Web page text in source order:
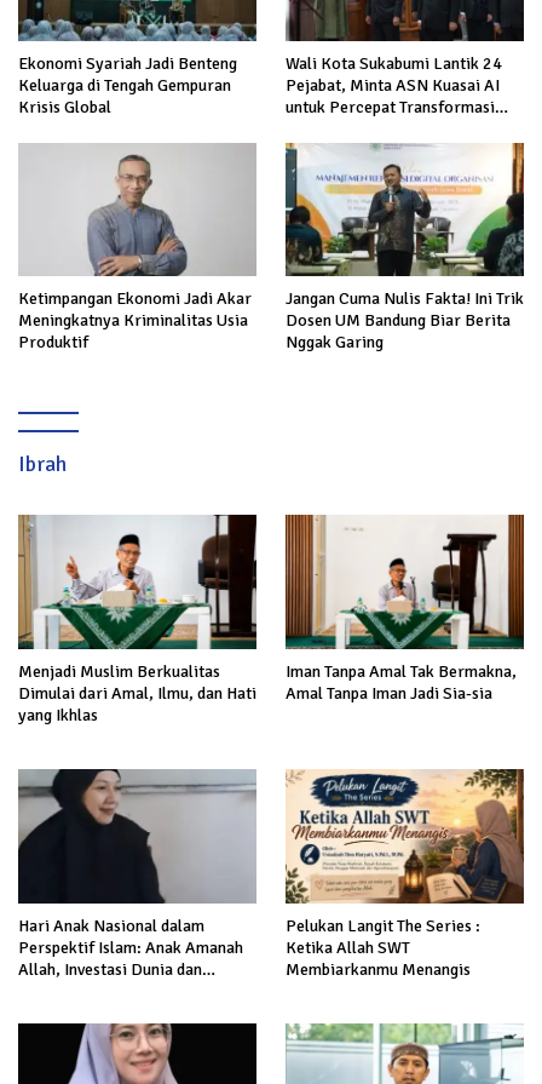
Ekonomi Syariah Jadi Benteng
Keluarga di Tengah Gempuran
Krisis Global
Wali Kota Sukabumi Lantik 24
Pejabat, Minta ASN Kuasai AI
untuk Percepat Transformasi
Ketimpangan Ekonomi Jadi Akar
Meningkatnya Kriminalitas Usia
Produktif
Jangan Cuma Nulis Fakta! Ini Trik
Dosen UM Bandung Biar Berita
Nggak Garing
Ibrah
Menjadi Muslim Berkualitas
Dimulai dari Amal, Ilmu, dan Hati
yang Ikhlas
Iman Tanpa Amal Tak Bermakna,
Amal Tanpa Iman Jadi Sia-sia
Hari Anak Nasional dalam
Perspektif Islam: Anak Amanah
Allah, Investasi Dunia dan
Pelukan Langit The Series :
Ketika Allah SWT
Membiarkanmu Menangis